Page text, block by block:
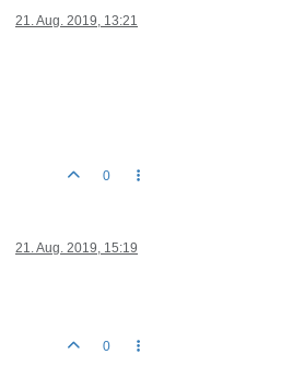
21. Aug. 2019, 13:21
0
21. Aug. 2019, 15:19
0